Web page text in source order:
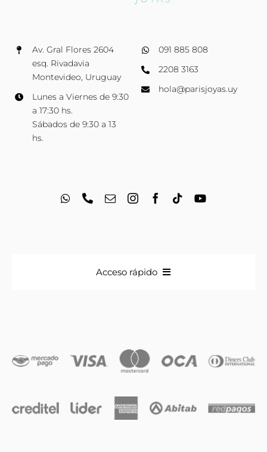
Av. Gral Flores 2604
esq. Rivadavia
Montevideo, Uruguay
Lunes a Viernes de 9:30
a 17:30 hs.
Sábados de 9:30 a 13
hs.
091 885 808
2208 3163
hola@parisjoyas.uy
Acceso rápido
Iniciales